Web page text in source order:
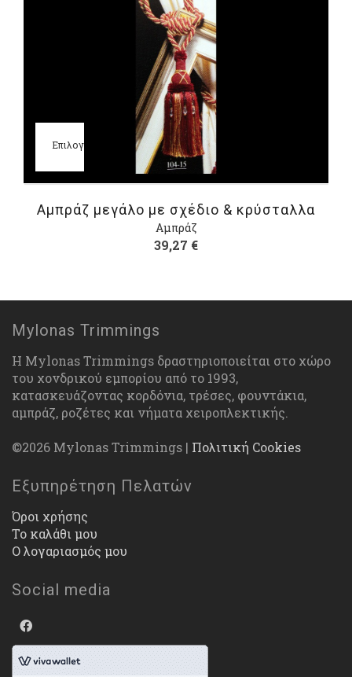
Επιλογή
Αμπράζ μεγάλο με σχέδιο & κρύσταλλα
Αμπράζ
39,27 €
Mylonas Trimmings
Η Mylonas Trimmings δραστηριοποιείται στο χώρο
του χονδρικού εμπορίου από το 1993,
κατασκευάζοντας κορδόνια, τρέσες, φουντάκια,
αμπράζ, ροζέτες και νήματα χειροπλεκτικής.
©2026 Mylonas Trimmings | Πολιτική Cookies
Εξυπηρέτηση Πελατών
Όροι χρήσης
Το καλάθι μου
Ο λογαριασμός μου
Social media